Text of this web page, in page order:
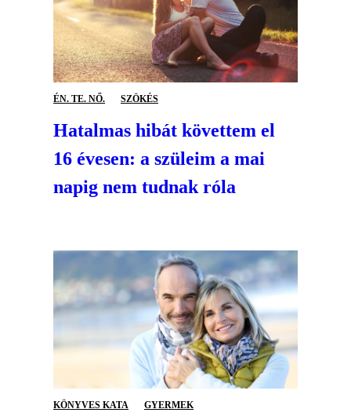
ÉN. TE. NŐ. SZÖKÉS
Hatalmas hibát követtem el
16 évesen: a szüleim a mai
napig nem tudnak róla
KÖNYVES KATA GYERMEK